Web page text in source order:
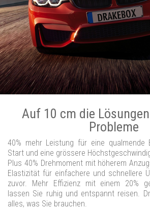
Auf 10 cm die
Probleme
40% mehr Leistung für eine qualmende
Start und eine grössere
Plus 40% Drehmoment mit höherem
Elastizität für einfachere und schnellere
zuvor. Mehr Effizienz mit einem 20%
lassen Sie ruhig und entspannt reisen.
alles, was Sie brauchen.